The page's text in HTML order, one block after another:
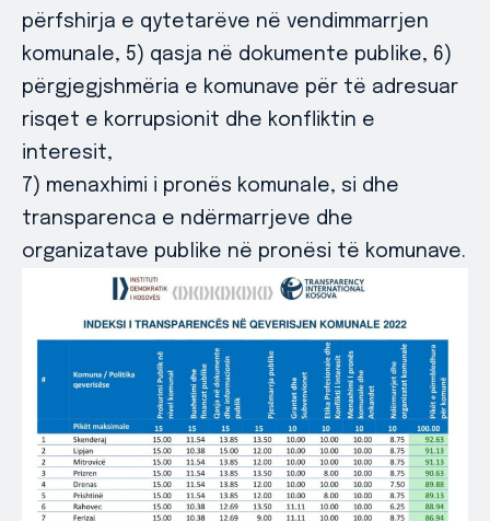
përfshirja e qytetarëve në vendimmarrjen
komunale, 5) qasja në dokumente publike, 6)
përgjegjshmëria e komunave për të adresuar
risqet e korrupsionit dhe konfliktin e
interesit,
7) menaxhimi i pronës komunale, si dhe
transparenca e ndërmarrjeve dhe
organizatave publike në pronësi të komunave.